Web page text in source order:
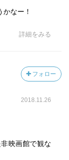
なー！
詳細をみる
フォロー
2018.11.26
映画館で観な